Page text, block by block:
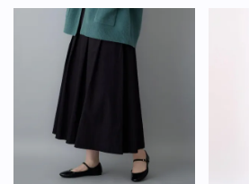
表示する商品はありません。
アカウント